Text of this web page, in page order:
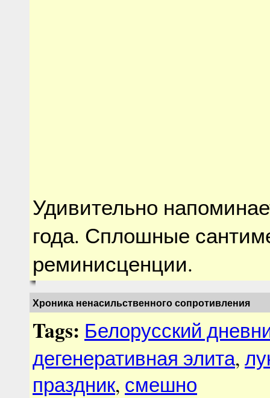
Удивительно
года. Сплошные
реминисценции.
Хроника ненасильственного сопротивления
Tags: Белорусский
дегенеративная элита,
праздник, смешно